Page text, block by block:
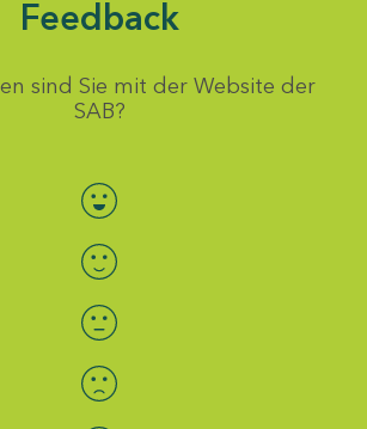
Feedback
sind Sie mit der Website der
SAB?
Bewertung auswählen